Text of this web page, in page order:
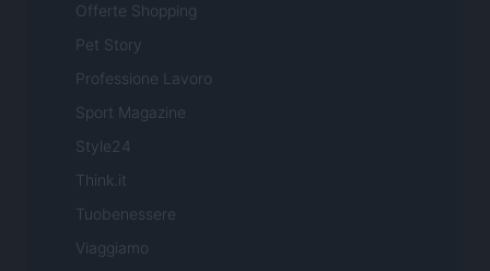
Offerte Shopping
Pet Story
Professione Lavoro
Sport Magazine
Style24
Think.it
Tuobenessere
Viaggiamo